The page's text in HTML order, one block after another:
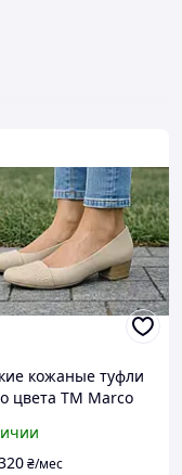
кожаные туфли
цвета ТМ Marco
₴/мес